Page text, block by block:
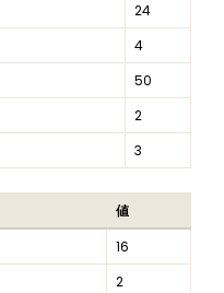
24
4
50
2
3
値
16
2